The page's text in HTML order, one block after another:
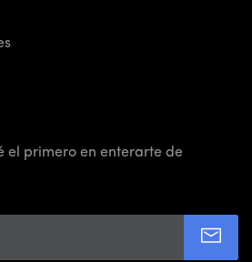
el primero en enterarte de